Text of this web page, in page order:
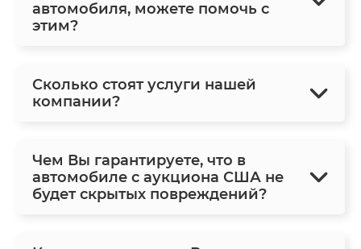
автомобиля, можете помочь с
этим?
Сколько стоят услуги нашей
компании?
Чем Вы гарантируете, что в
автомобиле с аукциона США не
будет скрытых повреждений?